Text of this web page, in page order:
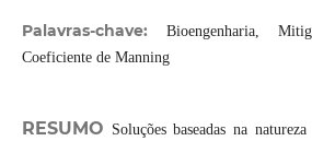
Palavras-chave:
Bioengenharia,
Coeficiente de Manning
RESUMO Soluções baseadas na